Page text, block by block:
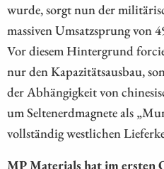
wurde, sorgt nun der
massiven Umsatzsprung von
Vor diesem Hintergrund
nur den Kapazitätsausbau,
der Abhängigkeit von
um Seltenerdmagnete als
vollständig westlichen
MP Materials hat im ersten